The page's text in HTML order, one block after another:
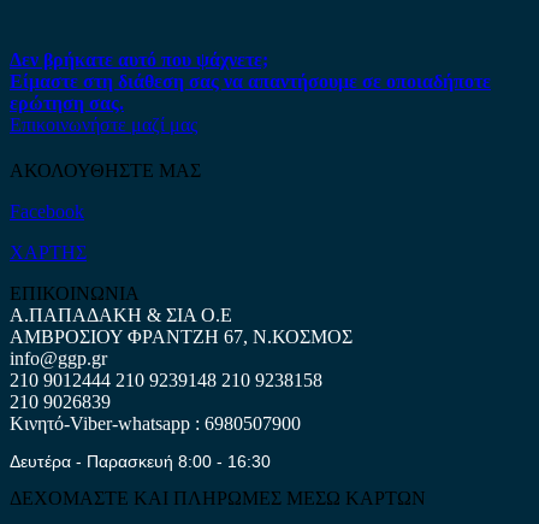
Δεν βρήκατε αυτό που ψάχνετε;
Είμαστε στη διάθεση σας να απαντήσουμε σε οποιαδήποτε
ερώτηση σας.
Επικοινωνήστε μαζί μας
ΑΚΟΛΟΥΘΗΣΤΕ ΜΑΣ
Facebook
ΧΑΡΤΗΣ
ΕΠΙΚΟΙΝΩΝΙΑ
Α.ΠΑΠΑΔΑΚΗ & ΣΙΑ Ο.Ε
ΑΜΒΡΟΣΙΟΥ ΦΡΑΝΤΖΗ 67, Ν.ΚΟΣΜΟΣ
info@ggp.gr
210 9012444 210 9239148 210 9238158
210 9026839
Κινητό-Viber-whatsapp : 6980507900
Δευτέρα - Παρασκευή 8:00 - 16:30
ΔΕΧΟΜΑΣΤΕ ΚΑΙ ΠΛΗΡΩΜΕΣ ΜΕΣΩ ΚΑΡΤΩΝ